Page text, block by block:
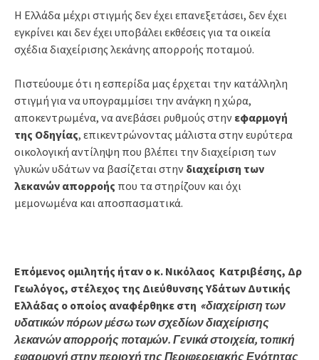
Η Ελλάδα μέχρι στιγμής δεν έχει επανεξετάσει, δεν έχει
εγκρίνει και δεν έχει υποβάλει εκθέσεις για τα οικεία
σχέδια διαχείρισης λεκάνης απορροής ποταμού.
Πιστεύουμε ότι η εσπερίδα μας έρχεται την κατάλληλη
στιγμή για να υπογραμμίσει την ανάγκη η χώρα,
αποκεντρωμένα, να ανεβάσει ρυθμούς στην εφαρμογή
της Οδηγίας, επικεντρώνοντας μάλιστα στην ευρύτερα
οικολογική αντίληψη που βλέπει την διαχείριση των
γλυκών υδάτων να βασίζεται στην διαχείριση των
λεκανών απορροής που τα στηρίζουν και όχι
μεμονωμένα και αποσπασματικά.
Επόμενος ομιλητής ήταν ο κ. Νικόλαος Κατριβέσης, Δρ
Γεωλόγος, στέλεχος της Διεύθυνσης Υδάτων Δυτικής
Ελλάδας ο οποίος αναφέρθηκε στη «διαχείριση των
υδατικών πόρων μέσω των σχεδίων διαχείρισης
λεκανών απορροής ποταμών. Γενικά στοιχεία, τοπική
εφαρμογή στην περιοχή της Περιφερειακής Ενότητας